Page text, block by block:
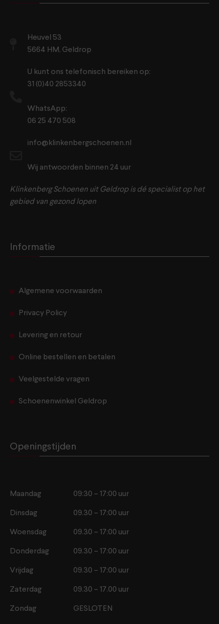
Heuvel 53
5664 HM, Geldrop
U kunt ons telefonisch bereiken op:
31 (0)40 2853340
WhatsApp:
06 25 470 508
info@klinkenbergschoenen.nl
Wij antwoorden binnen 24 uur
Klinkenberg Schoenen uit Geldrop is dé specialist op het
gebied van gezond lopen
Informatie
Algemene voorwaarden
Privacy Policy
Levering en retour
Online bestellen en betalen
Veelgestelde vragen
Schoenenwinkel Geldrop
Openingstijden
Maandag 09:30 – 17:00 uur
Dinsdag 09.30 – 17:00 uur
Woensdag 09.30 – 17:00 uur
Donderdag 09.30 – 17:00 uur
Vrijdag 09.30 – 17:00 uur
Zaterdag 09.30 – 17.00 uur
Zondag GESLOTEN